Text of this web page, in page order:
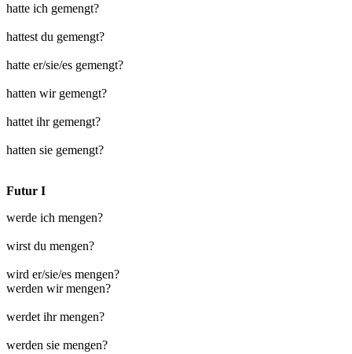
hatte ich gemengt?
hattest du gemengt?
hatte er/sie/es gemengt?
hatten wir gemengt?
hattet ihr gemengt?
hatten sie gemengt?
Futur I
werde ich mengen?
wirst du mengen?
wird er/sie/es mengen?
werden wir mengen?
werdet ihr mengen?
werden sie mengen?